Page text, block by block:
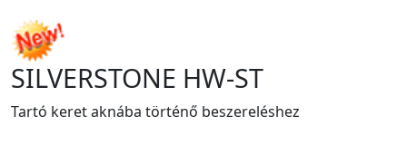
SILVERSTONE HW-ST
Tartó keret aknába történő beszereléshez